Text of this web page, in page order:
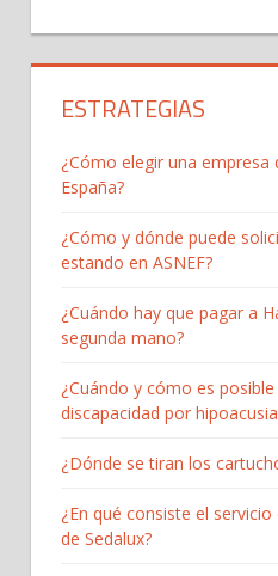
ESTRATEGIAS
¿Cómo elegir una
España?
¿Cómo y dónde puede
estando en ASNEF?
¿Cuándo hay que pagar a
segunda mano?
¿Cuándo y cómo es
discapacidad por
¿Dónde se tiran los
¿En qué consiste el
de Sedalux?